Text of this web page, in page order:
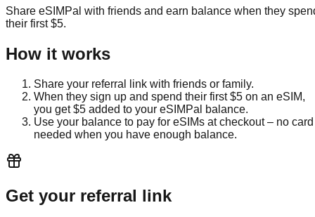
Share eSIMPal with friends and earn balance when they
their first $5.
How it works
Share your referral link with friends or family.
When they sign up and spend their first $5 on an eSIM,
you get $5 added to your eSIMPal balance.
Use your balance to pay for eSIMs at checkout – no card
needed when you have enough balance.
Get your referral link